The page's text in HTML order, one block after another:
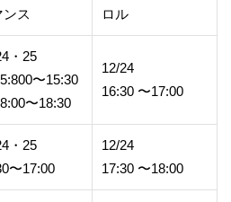
ンス
ロル
・25
〜15:30
〜18:30
12/24
16:30 〜17:00
・25
〜17:00
12/24
17:30 〜18:00